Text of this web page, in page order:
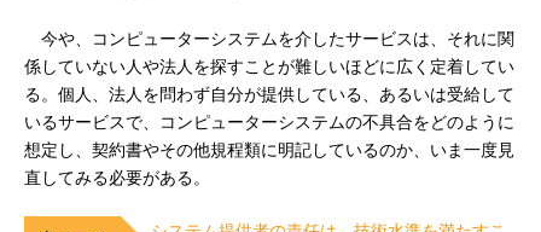
今や、コンピューターシステムを介したサービスは、それに関
係していない人や法人を探すことが難しいほどに広く定着してい
る。個人、法人を問わず自分が提供している、あるいは受給して
いるサービスで、コンピューターシステムの不具合をどのように
想定し、契約書やその他規程類に明記しているのか、いま一度見
直してみる必要がある。